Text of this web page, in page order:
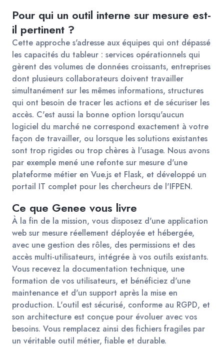
Pour qui un outil interne sur mesure est-
il pertinent ?
Cette approche s'adresse aux équipes qui ont dépassé
les capacités du tableur : services opérationnels qui
gèrent des volumes de données croissants, entreprises
dont plusieurs collaborateurs doivent travailler
simultanément sur les mêmes informations, structures
qui ont besoin de tracer les actions et de sécuriser les
accès. C'est aussi la bonne option lorsqu'aucun
logiciel du marché ne correspond exactement à votre
façon de travailler, ou lorsque les solutions existantes
sont trop rigides ou trop chères à l'usage. Nous avons
par exemple mené une refonte sur mesure d'une
plateforme métier en Vue.js et Flask, et développé un
portail IT complet pour les chercheurs de l'IFPEN.
Ce que Genee vous livre
À la fin de la mission, vous disposez d'une application
web sur mesure réellement déployée et hébergée,
avec une gestion des rôles, des permissions et des
accès multi-utilisateurs, intégrée à vos outils existants.
Vous recevez la documentation technique, une
formation de vos utilisateurs, et bénéficiez d'une
maintenance et d'un support après la mise en
production. L'outil est sécurisé, conforme au RGPD, et
son architecture est conçue pour évoluer avec vos
besoins. Vous remplacez ainsi des fichiers fragiles par
un véritable outil métier, fiable et durable.